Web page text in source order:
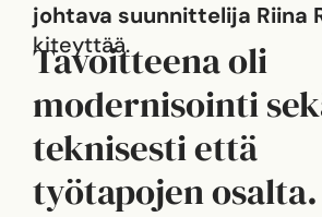
johtava suunnittelija Riina
kiteyttää.
Tavoitteena oli
modernisointi
teknisesti että
työtapojen osalta.